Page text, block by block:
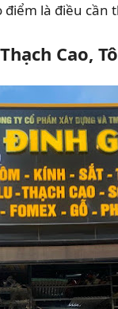
là điều cần
Cao,